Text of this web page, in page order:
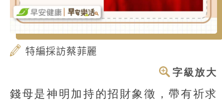
特編採訪蔡菲麗
字級放大
錢母是神明加持的招財象徵，帶有祈求